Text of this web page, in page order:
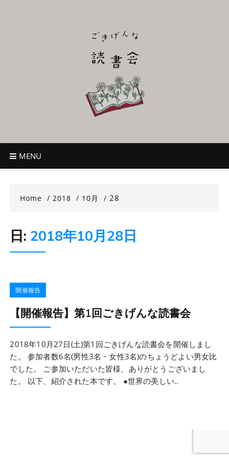
ごきげんな読
~児童書好き主催者によるオールジャンルOK！のんびり読書会~
MENU
Home 2018 10月 28
日: 2018年10月28日
開催報告
【開催報告】第1回ごきげんな読書会
2018年10月27日(土)第1回ごきげんな読書会を開催しまし
た。 参加者数6名(男性3名・女性3名)のちょうどよい男女比
でした。 ご参加いただいた皆様、ありがとうございまし
た。 以下、紹介された本です。 ●世界の美しい..